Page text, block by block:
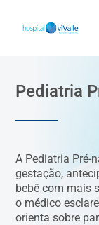
Pediatria
A Pediatria Pré-
gestação,
bebê com mais
o médico
orienta sobre